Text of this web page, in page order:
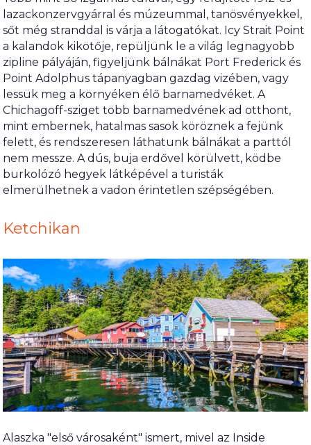
lazackonzervgyárral és múzeummal, tanösvényekkel,
sőt még stranddal is várja a látogatókat. Icy Strait Point
a kalandok kikötője, repüljünk le a világ legnagyobb
zipline pályáján, figyeljünk bálnákat Port Frederick és
Point Adolphus tápanyagban gazdag vizében, vagy
lessük meg a környéken élő barnamedvéket. A
Chichagoff-sziget több barnamedvének ad otthont,
mint embernek, hatalmas sasok köröznek a fejünk
felett, és rendszeresen láthatunk bálnákat a parttól
nem messze. A dús, buja erdővel körülvett, ködbe
burkolózó hegyek látképével a turisták
elmerülhetnek a vadon érintetlen szépségében.
Ketchikan
Alaszka "első városaként" ismert, mivel az Inside